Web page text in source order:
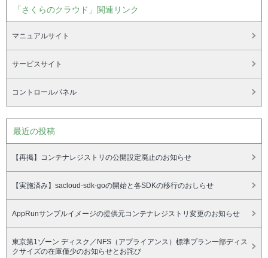
「さくらのクラウド」関連リンク
マニュアルサイト
サービスサイト
コントロールパネル
最近の投稿
【再掲】コンテナレジストリの公開設定廃止のお知らせ
【実施済み】sacloud-sdk-goの開始と各SDKの移行のおしらせ
AppRunサンプルイメージの提供元コンテナレジストリ変更のお知らせ
東京第1ゾーン ディスク／NFS（アプライアンス）標準プラン一部ディス
クサイズの在庫僅少のお知らせとお詫び